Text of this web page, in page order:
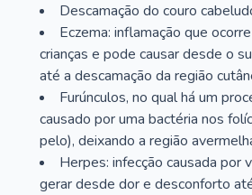
Descamação do couro
Eczema: inflamação que
crianças e pode causar desde o
até a descamação da região
Furúnculos, no qual há um
causado por uma bactéria nos
pelo), deixando a região
Herpes: infecção causada por
gerar desde dor e desconforto